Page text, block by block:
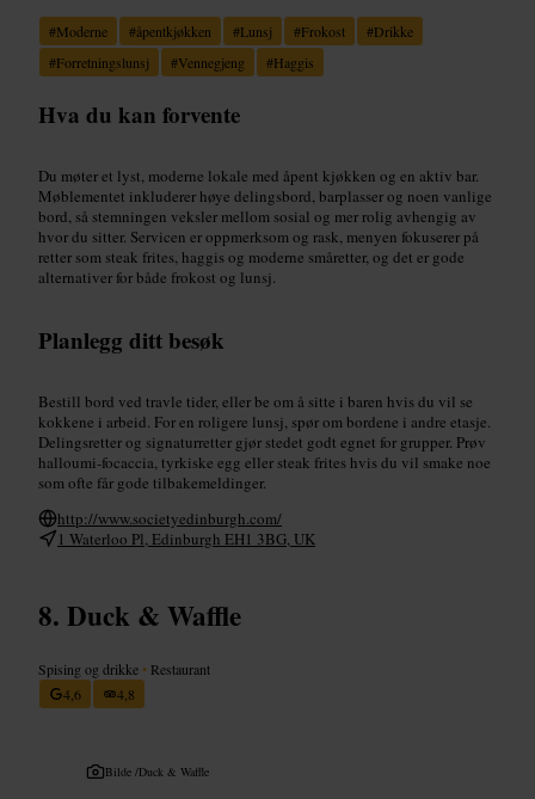
#Moderne #åpentkjøkken #Lunsj #Frokost #Drikke
#Forretningslunsj #Vennegjeng #Haggis
Hva du kan forvente
Du møter et lyst, moderne lokale med åpent kjøkken og en aktiv bar.
Møblementet inkluderer høye delingsbord, barplasser og noen vanlige
bord, så stemningen veksler mellom sosial og mer rolig avhengig av
hvor du sitter. Servicen er oppmerksom og rask, menyen fokuserer på
retter som steak frites, haggis og moderne småretter, og det er gode
alternativer for både frokost og lunsj.
Planlegg ditt besøk
Bestill bord ved travle tider, eller be om å sitte i baren hvis du vil se
kokkene i arbeid. For en roligere lunsj, spør om bordene i andre etasje.
Delingsretter og signaturretter gjør stedet godt egnet for grupper. Prøv
halloumi-focaccia, tyrkiske egg eller steak frites hvis du vil smake noe
som ofte får gode tilbakemeldinger.
http://www.societyedinburgh.com/
1 Waterloo Pl, Edinburgh EH1 3BG, UK
Duck & Waffle
Spising og drikke • Restaurant
4,6
4,8
Bilde /Duck & Waffle